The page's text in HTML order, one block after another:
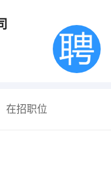
在招职位